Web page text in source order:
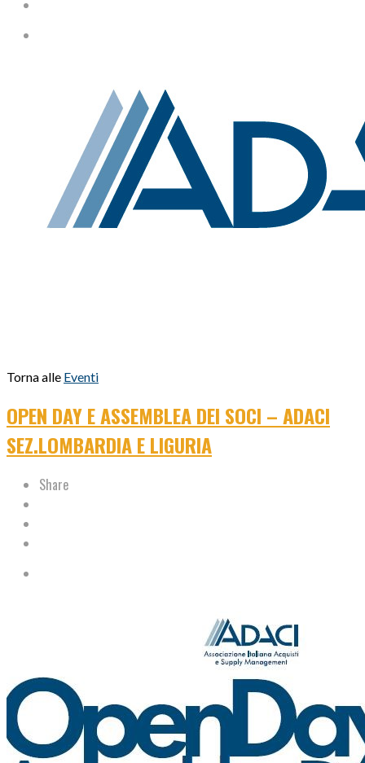
Torna alle Eventi
OPEN DAY E ASSEMBLEA DEI SOCI – ADACI
SEZ.LOMBARDIA E LIGURIA
Share